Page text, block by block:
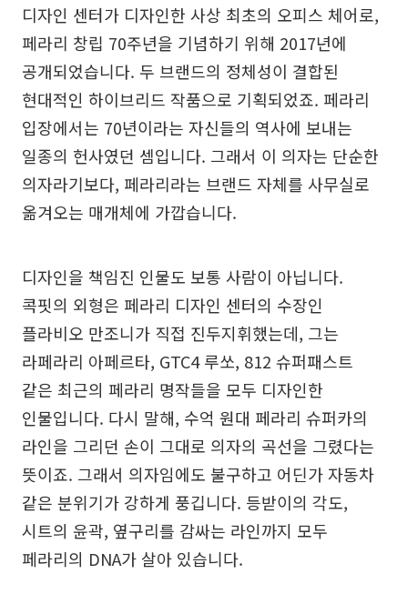
디자인 센터가 디자인한 사상 최초의 오피스 체어로,
페라리 창립 70주년을 기념하기 위해 2017년에
공개되었습니다. 두 브랜드의 정체성이 결합된
현대적인 하이브리드 작품으로 기획되었죠. 페라리
입장에서는 70년이라는 자신들의 역사에 보내는
일종의 헌사였던 셈입니다. 그래서 이 의자는 단순한
의자라기보다, 페라리라는 브랜드 자체를 사무실로
옮겨오는 매개체에 가깝습니다.
디자인을 책임진 인물도 보통 사람이 아닙니다.
콕핏의 외형은 페라리 디자인 센터의 수장인
플라비오 만조니가 직접 진두지휘했는데, 그는
라페라리 아페르타, GTC4 루쏘, 812 슈퍼패스트
같은 최근의 페라리 명작들을 모두 디자인한
인물입니다. 다시 말해, 수억 원대 페라리 슈퍼카의
라인을 그리던 손이 그대로 의자의 곡선을 그렸다는
뜻이죠. 그래서 의자임에도 불구하고 어딘가 자동차
같은 분위기가 강하게 풍깁니다. 등받이의 각도,
시트의 윤곽, 옆구리를 감싸는 라인까지 모두
페라리의 DNA가 살아 있습니다.